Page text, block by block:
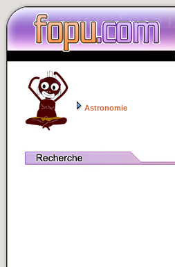
Astronomie